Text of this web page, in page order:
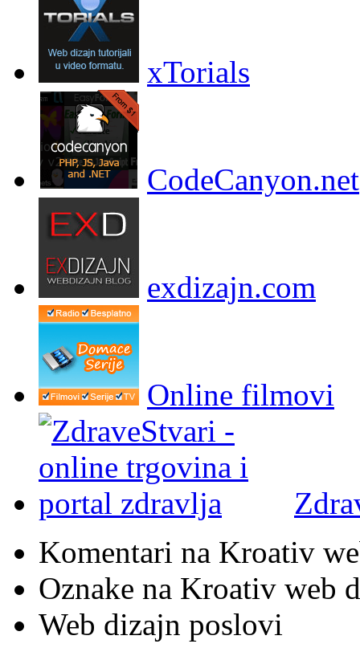
xTorials
CodeCanyon.net
exdizajn.com
Online filmovi
Komentari na Kroativ
Oznake na Kroativ web
Web dizajn poslovi